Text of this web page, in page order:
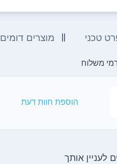
טכני מוצרים דומים
הוספת חוות דעת
לעניין אותך